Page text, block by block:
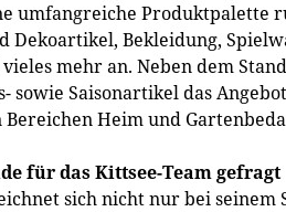
umfangreiche Produktpalette
Dekoartikel, Bekleidung,
mehr an. Neben dem
sowie Saisonartikel das
Bereichen Heim und
für das Kittsee-Team gefragt
sich nicht nur bei